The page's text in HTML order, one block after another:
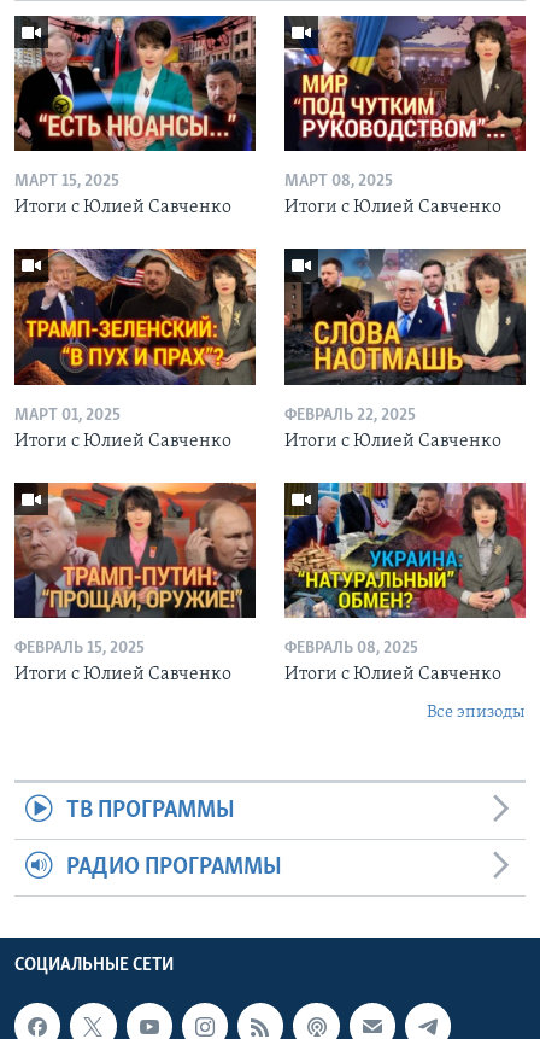
МАРТ 15, 2025
Итоги с Юлией Савченко
МАРТ 08, 2025
Итоги с Юлией Савченко
МАРТ 01, 2025
Итоги с Юлией Савченко
ФЕВРАЛЬ 22, 2025
Итоги с Юлией Савченко
ФЕВРАЛЬ 15, 2025
Итоги с Юлией Савченко
ФЕВРАЛЬ 08, 2025
Итоги с Юлией Савченко
Все эпизоды
ТВ ПРОГРАММЫ
РАДИО ПРОГРАММЫ
СОЦИАЛЬНЫЕ СЕТИ